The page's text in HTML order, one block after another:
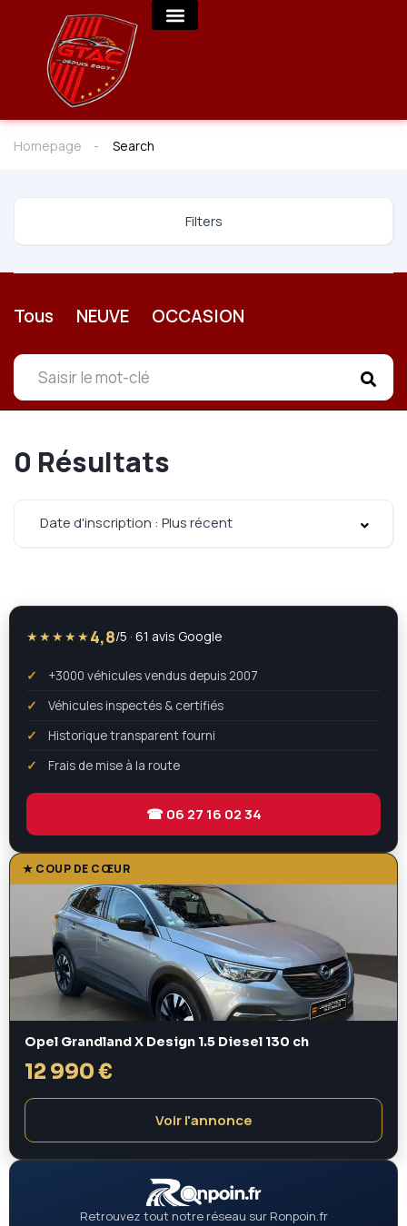
Homepage Search
Filters
Tous NEUVE OCCASION
0 Résultats
Date d'inscription : Plus récent
★★★★★ 4,8/5 · 61 avis Google
+3000 véhicules vendus depuis 2007
Véhicules inspectés & certifiés
Historique transparent fourni
Frais de mise à la route
☎ 06 27 16 02 34
★ COUP DE CŒUR
Opel Grandland X Design 1.5 Diesel 130 ch
12 990 €
Voir l'annonce
Retrouvez tout notre réseau sur Ronpoin.fr